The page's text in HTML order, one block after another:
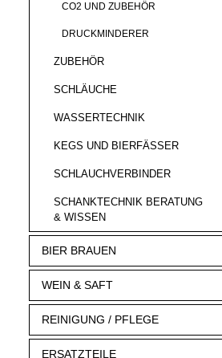
CO2 UND ZUBEHÖR
DRUCKMINDERER
ZUBEHÖR
SCHLÄUCHE
WASSERTECHNIK
KEGS UND BIERFÄSSER
SCHLAUCHVERBINDER
SCHANKTECHNIK BERATUNG
& WISSEN
BIER BRAUEN
WEIN & SAFT
REINIGUNG / PFLEGE
ERSATZTEILE